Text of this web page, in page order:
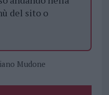
del sito o
Mudone